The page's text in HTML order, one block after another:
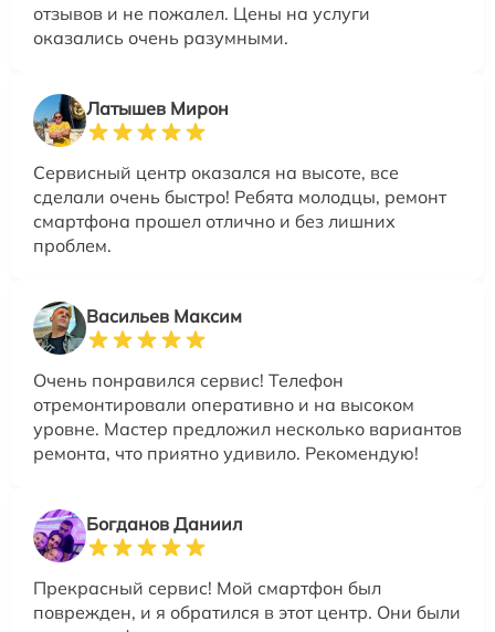
отзывов и не пожалел. Цены на услуги
оказались очень разумными.
Латышев Мирон
Сервисный центр оказался на высоте, все
сделали очень быстро! Ребята молодцы, ремонт
смартфона прошел отлично и без лишних
проблем.
Васильев Максим
Очень понравился сервис! Телефон
отремонтировали оперативно и на высоком
уровне. Мастер предложил несколько вариантов
ремонта, что приятно удивило. Рекомендую!
Богданов Даниил
Прекрасный сервис! Мой смартфон был
поврежден, и я обратился в этот центр. Они были